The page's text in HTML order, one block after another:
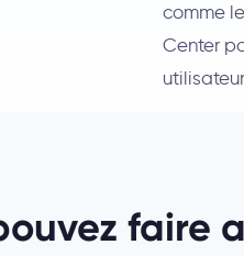
comme
Center
faire